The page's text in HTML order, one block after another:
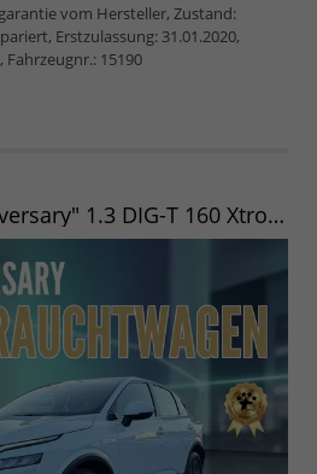
vom Hersteller, Zustand:
Erstzulassung: 31.01.2020,
15190
ACENTA "25th Anniversary" 1.3 DIG-T 160 Xtronic MHEV LED|CARPLAY|PDC|CAM|UVM.